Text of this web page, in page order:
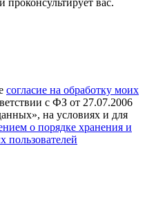
проконсультирует вас.
согласие на обработку моих
с ФЗ от 27.07.2006
на условиях и для
о порядке хранения и
пользователей